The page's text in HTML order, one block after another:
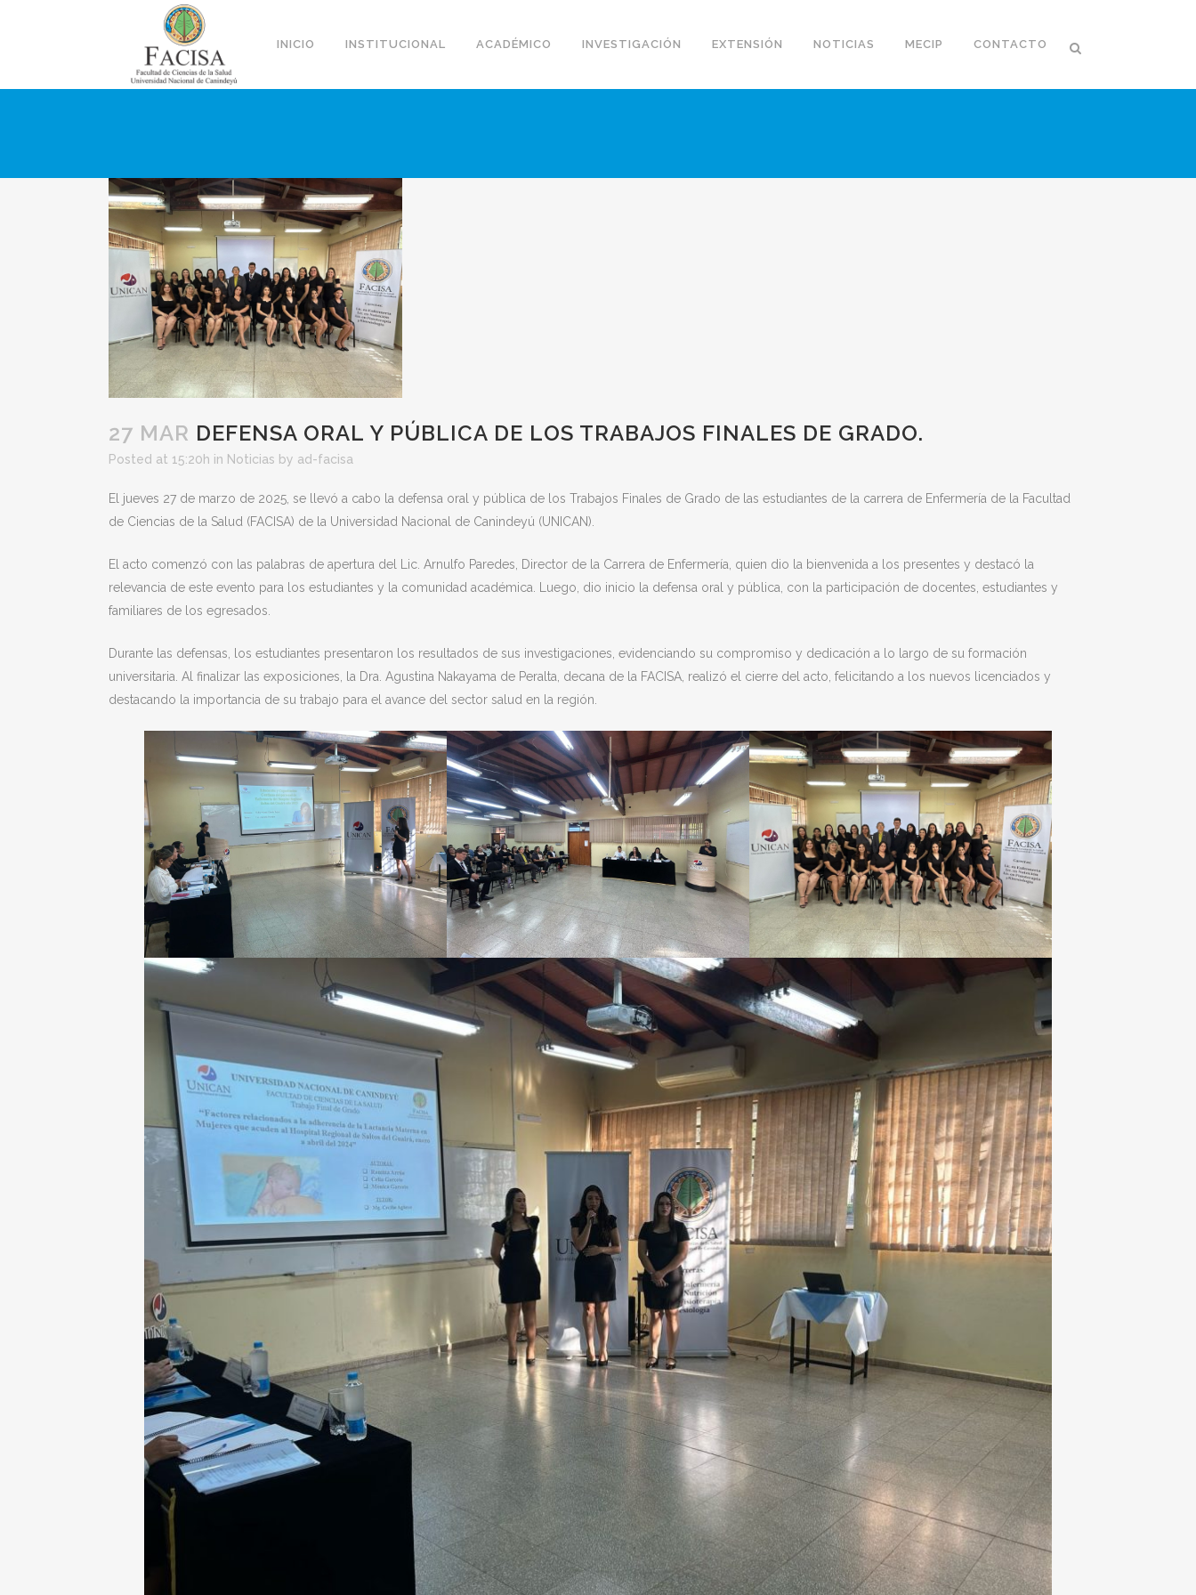
INICIO INSTITUCIONAL ACADÉMICO INVESTIGACIÓN EXTENSIÓN NOTICIAS MECIP CONTACTO
27 MAR DEFENSA ORAL Y PÚBLICA DE LOS TRABAJOS FINALES DE GRADO.
Posted at 15:20h in Noticias by ad-facisa
El jueves 27 de marzo de 2025, se llevó a cabo la defensa oral y pública de los Trabajos Finales de Grado de las estudiantes de la carrera de Enfermería de la Facultad
de Ciencias de la Salud (FACISA) de la Universidad Nacional de Canindeyú (UNICAN).
El acto comenzó con las palabras de apertura del Lic. Arnulfo Paredes, Director de la Carrera de Enfermería, quien dio la bienvenida a los presentes y destacó la
relevancia de este evento para los estudiantes y la comunidad académica. Luego, dio inicio la defensa oral y pública, con la participación de docentes, estudiantes y
familiares de los egresados.
Durante las defensas, los estudiantes presentaron los resultados de sus investigaciones, evidenciando su compromiso y dedicación a lo largo de su formación
universitaria. Al finalizar las exposiciones, la Dra. Agustina Nakayama de Peralta, decana de la FACISA, realizó el cierre del acto, felicitando a los nuevos licenciados y
destacando la importancia de su trabajo para el avance del sector salud en la región.